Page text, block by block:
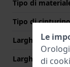
Tipo di
Tipo di cinturino
Larghezza
Larghezza tra
Le
di